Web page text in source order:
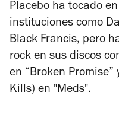
Placebo ha tocado
instituciones como
Black Francis, pero
rock en sus discos
en “Broken
Kills) en "Meds".